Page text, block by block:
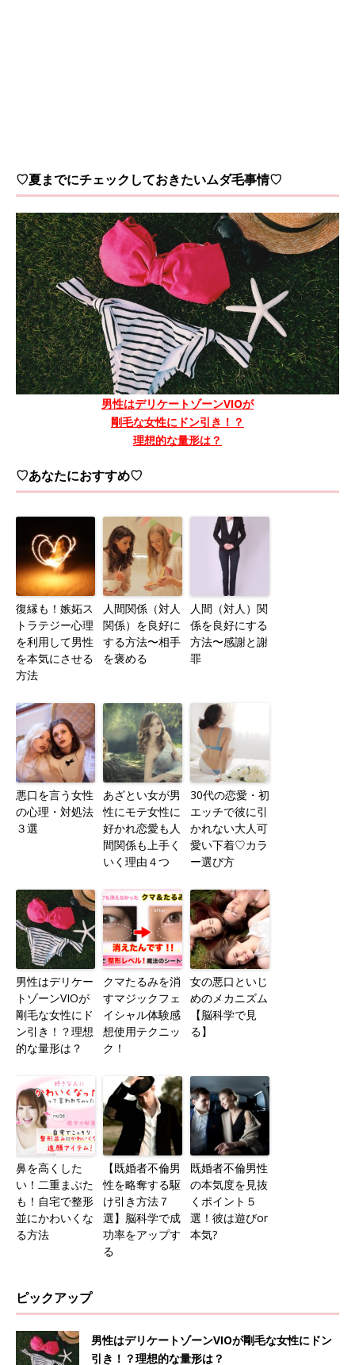
♡夏までにチェックしておきたいムダ毛事情♡
男性はデリケートゾーンVIOが
剛毛な女性にドン引き！？
理想的な量形は？
♡あなたにおすすめ♡
復縁も！嫉妬ス
トラテジー心理
を利用して男性
を本気にさせる
方法
人間関係（対人
関係）を良好に
する方法〜相手
を褒める
人間（対人）関
係を良好にする
方法〜感謝と謝
罪
悪口を言う女性
の心理・対処法
３選
あざとい女が男
性にモテ女性に
好かれ恋愛も人
間関係も上手く
いく理由４つ
30代の恋愛・初
エッチで彼に引
かれない大人可
愛い下着♡カラ
ー選び方
男性はデリケー
トゾーンVIOが
剛毛な女性にド
ン引き！？理想
的な量形は？
クマたるみを消
すマジックフェ
イシャル体験感
想使用テクニッ
ク！
女の悪口といじ
めのメカニズム
【脳科学で見
る】
鼻を高くした
い！二重まぶた
も！自宅で整形
並にかわいくな
る方法
【既婚者不倫男
性を略奪する駆
け引き方法７
選】脳科学で成
功率をアップす
る
既婚者不倫男性
の本気度を見抜
くポイント５
選！彼は遊びor
本気?
ピックアップ
男性はデリケートゾーンVIOが剛毛な女性にドン
引き！？理想的な量形は？